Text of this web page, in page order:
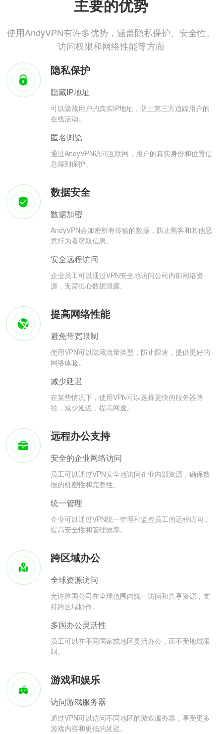
主要的优势
使用AndyVPN有许多优势，涵盖隐私保护、安全性、
访问权限和网络性能等方面
隐私保护
隐藏IP地址
可以隐藏用户的真实IP地址，防止第三方追踪用户的
在线活动。
匿名浏览
通过AndyVPN访问互联网，用户的真实身份和位置信
息得到保护。
数据安全
数据加密
AndyVPN会加密所有传输的数据，防止黑客和其他恶
意行为者窃取信息。
安全远程访问
企业员工可以通过VPN安全地访问公司内部网络资
源，无需担心数据泄露。
提高网络性能
避免带宽限制
使用VPN可以隐藏流量类型，防止限速，提供更好的
网络体验。
减少延迟
在某些情况下，使用VPN可以选择更快的服务器路
径，减少延迟，提高网速。
远程办公支持
安全的企业网络访问
员工可以通过VPN安全地访问企业内部资源，确保数
据的机密性和完整性。
统一管理
企业可以通过VPN统一管理和监控员工的远程访问，
提高安全性和管理效率。
跨区域办公
全球资源访问
允许跨国公司在全球范围内统一访问和共享资源，支
持跨区域协作。
多国办公灵活性
员工可以在不同国家或地区灵活办公，而不受地域限
制。
游戏和娱乐
访问游戏服务器
通过VPN可以访问不同地区的游戏服务器，享受更多
游戏内容和更低的延迟。